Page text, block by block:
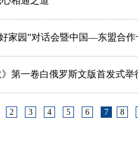
家园”对话会暨中国—东盟合
第一卷白俄罗斯文版首发式举
2 3 4 5 6 7 8